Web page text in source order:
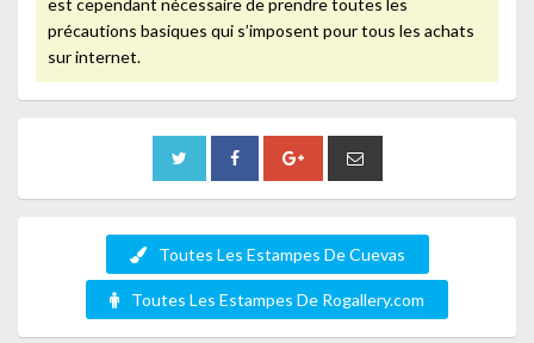
précautions basiques qui s’imposent pour tous les achats
sur internet.
Toutes Les Estampes De Cuevas
Toutes Les Estampes De Rogallery.com